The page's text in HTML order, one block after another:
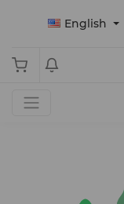
English